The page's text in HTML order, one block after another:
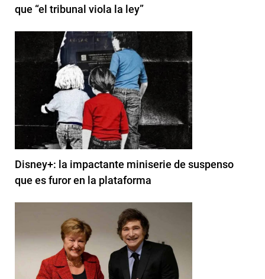
que “el tribunal viola la ley”
Disney+: la impactante miniserie de suspenso
que es furor en la plataforma